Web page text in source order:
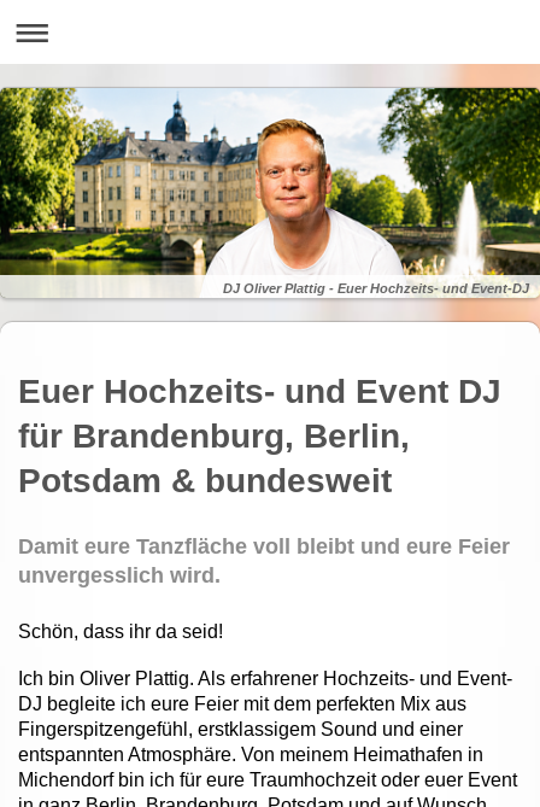
DJ Oliver Plattig - Euer Hochzeits- und Event-DJ
Euer Hochzeits- und Event DJ
für Brandenburg, Berlin,
Potsdam & bundesweit
Damit eure Tanzfläche voll bleibt und eure Feier
unvergesslich wird.
Schön, dass ihr da seid!
Ich bin Oliver Plattig. Als erfahrener Hochzeits- und Event-
DJ begleite ich eure Feier mit dem perfekten Mix aus
Fingerspitzengefühl, erstklassigem Sound und einer
entspannten Atmosphäre. Von meinem Heimathafen in
Michendorf bin ich für eure Traumhochzeit oder euer Event